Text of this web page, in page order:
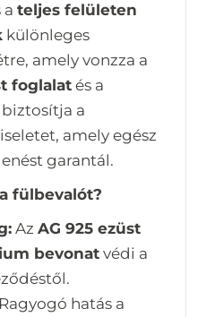
a teljes felületen
különleges
amely vonzza a
foglalatés a
biztosítja a
amely egész
garantál.
fülbevalót?
Az AG 925 ezüst
bevonat védi a
Ragyogó hatás a